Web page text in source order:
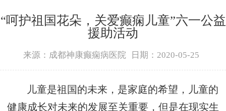
“呵护祖国花朵，关爱癫痫儿童”六一公益
援助活动
来源：成都神康癫痫病医院 日期：2020-05-25
儿童是祖国的未来，是家庭的希望，儿童的
健康成长对未来的发展至关重要，但是在现实生